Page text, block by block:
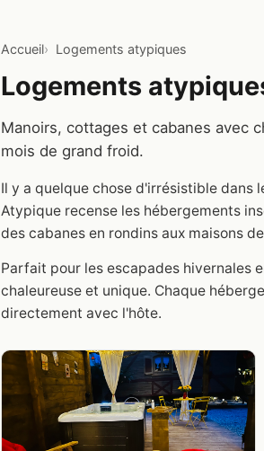
Accueil Logements atypiques
Logements
Manoirs, cottages et cabanes avec
mois de grand froid.
Il y a quelque chose d'irrésistible
Atypique recense les hébergements
des cabanes en rondins aux maisons
Parfait pour les escapades hivernales
chaleureuse et unique. Chaque
directement avec l'hôte.